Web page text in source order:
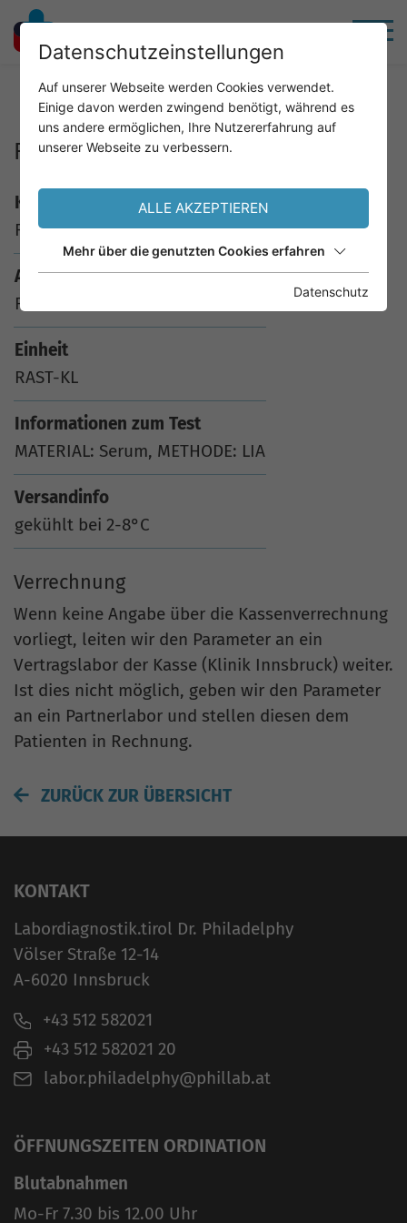
Home Service Analysenkatalog
FX13 Gemüsemix 1
Kürzel
FX13
Analyse
FX13 Gemüsemix 1
Einheit
RAST-KL
Informationen zum Test
MATERIAL: Serum, METHODE: LIA
Versandinfo
gekühlt bei 2-8°C
Verrechnung
Wenn keine Angabe über die Kassenverrechnung
vorliegt, leiten wir den Parameter an ein
Vertragslabor der Kasse (Klinik Innsbruck) weiter.
Ist dies nicht möglich, geben wir den Parameter
an ein Partnerlabor und stellen diesen dem
Patienten in Rechnung.
ZURÜCK ZUR ÜBERSICHT
KONTAKT
Labordiagnostik.tirol Dr. Philadelphy
Völser Straße 12-14
A-6020 Innsbruck
+43 512 582021
+43 512 582021 20
labor.philadelphy@phillab.at
ÖFFNUNGSZEITEN ORDINATION
Blutabnahmen
Mo-Fr 7.30 bis 12.00 Uhr
Datenschutzeinstellungen
Auf unserer Webseite werden Cookies verwendet.
Einige davon werden zwingend benötigt, während es
uns andere ermöglichen, Ihre Nutzererfahrung auf
unserer Webseite zu verbessern.
ALLE AKZEPTIEREN
Mehr über die genutzten Cookies erfahren
Datenschutz